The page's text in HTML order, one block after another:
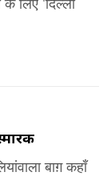
बाग़ कहाँ